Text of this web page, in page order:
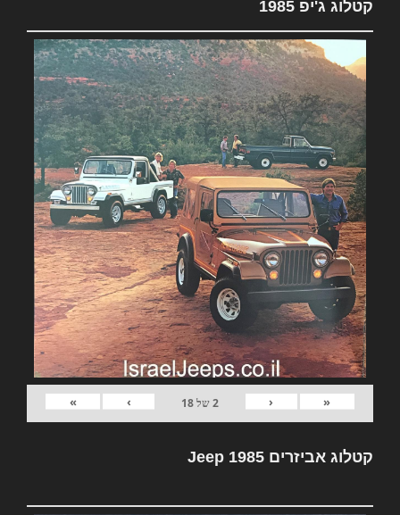
קטלוג ג'יפ 1985
«
‹
2של18
›
»
קטלוג אביזרים Jeep 1985